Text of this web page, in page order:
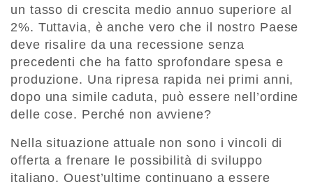
un tasso di crescita medio annuo superiore al
2%. Tuttavia, è anche vero che il nostro Paese
deve risalire da una recessione senza
precedenti che ha fatto sprofondare spesa e
produzione. Una ripresa rapida nei primi anni,
dopo una simile caduta, può essere nell’ordine
delle cose. Perché non avviene?
Nella situazione attuale non sono i vincoli di
offerta a frenare le possibilità di sviluppo
italiano. Quest’ultime continuano a essere